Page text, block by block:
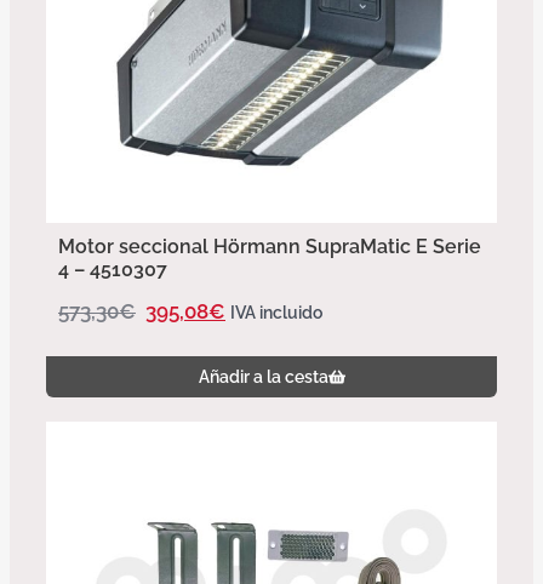
Motor seccional Hörmann SupraMatic E Serie
4 – 4510307
573,30€ 395,08€ IVA incluido
Añadir a la cesta